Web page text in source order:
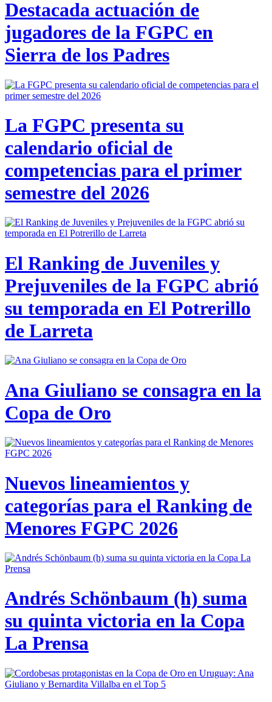
Destacada actuación de
jugadores de la FGPC en
Sierra de los Padres
La FGPC presenta su
calendario oficial de
competencias para el primer
semestre del 2026
El Ranking de Juveniles y
Prejuveniles de la FGPC abrió
su temporada en El Potrerillo
de Larreta
Ana Giuliano se consagra en la
Copa de Oro
Nuevos lineamientos y
categorías para el Ranking de
Menores FGPC 2026
Andrés Schönbaum (h) suma
su quinta victoria en la Copa
La Prensa